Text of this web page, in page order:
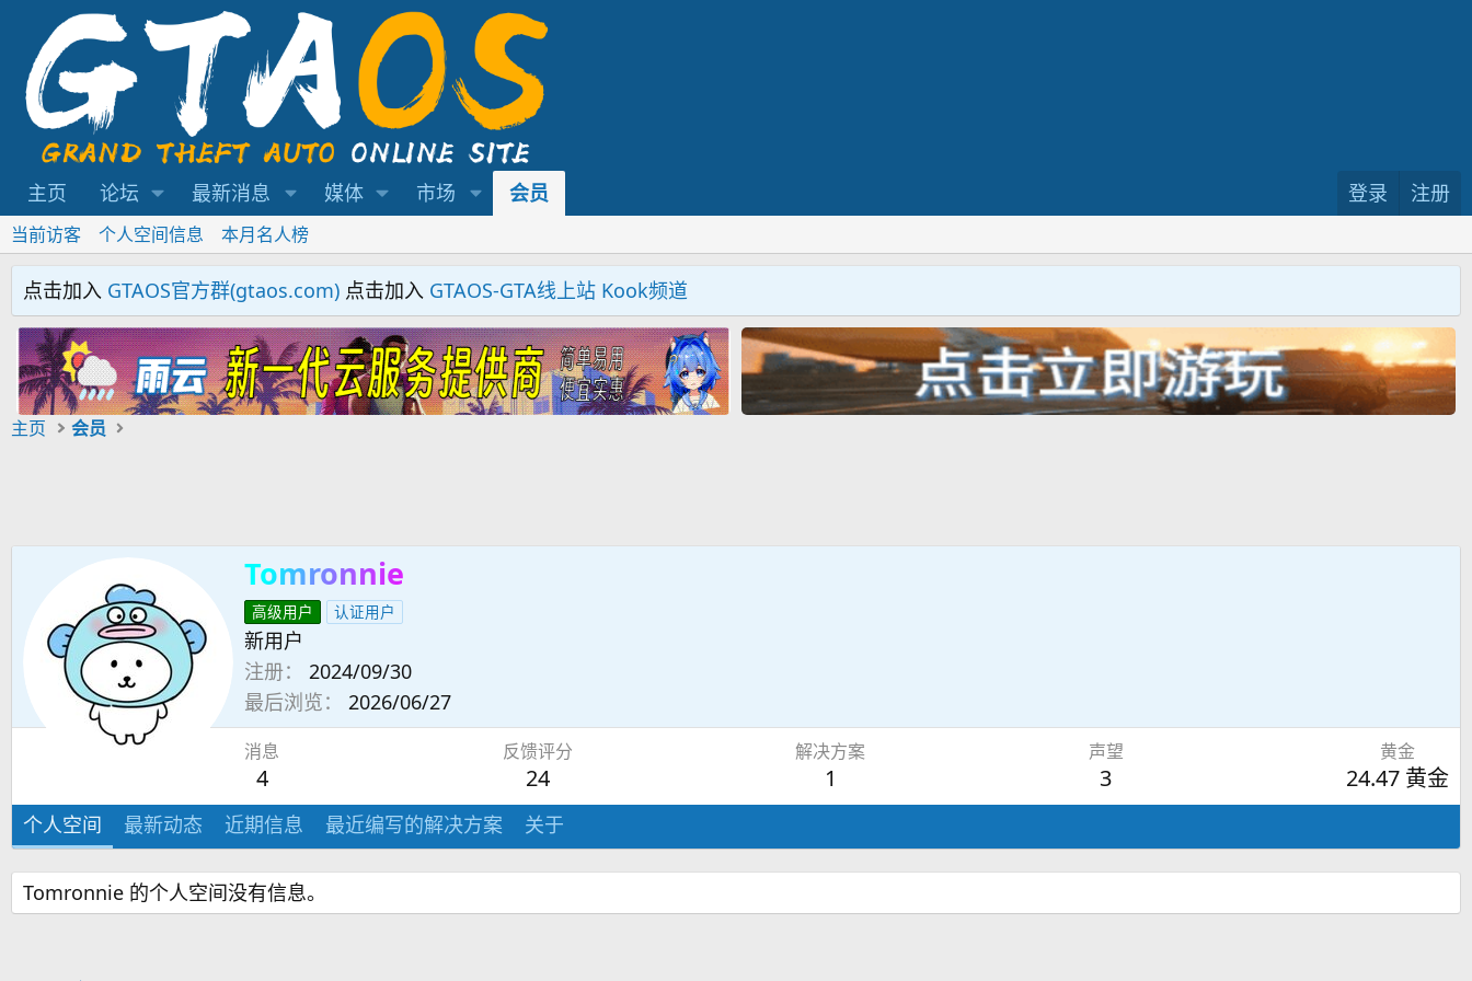
主页 论坛 最新消息 媒体 市场 会员 登录 注册
当前访客 个人空间信息 本月名人榜
点击加入 GTAOS官方群(gtaos.com) 点击加入 GTAOS-GTA线上站 Kook频道
主页 会员
Tomronnie
高级用户 认证用户
新用户
注册
2024/09/30
最后浏览
2026/06/27
消息
4
反馈评分
24
解决方案
1
声望
3
黄金
24.47 黄金
个人空间 最新动态 近期信息 最近编写的解决方案 关于
Tomronnie 的个人空间没有信息。